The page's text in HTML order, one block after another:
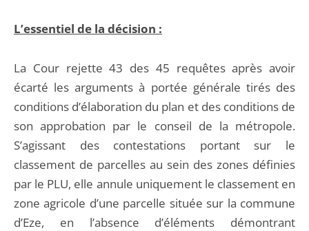
L’essentiel de la décision :
La Cour rejette 43 des 45 requêtes après avoir
écarté les arguments à portée générale tirés des
conditions d’élaboration du plan et des conditions de
son approbation par le conseil de la métropole.
S’agissant des contestations portant sur le
classement de parcelles au sein des zones définies
par le PLU, elle annule uniquement le classement en
zone agricole d’une parcelle située sur la commune
d’Eze, en l’absence d’éléments démontrant